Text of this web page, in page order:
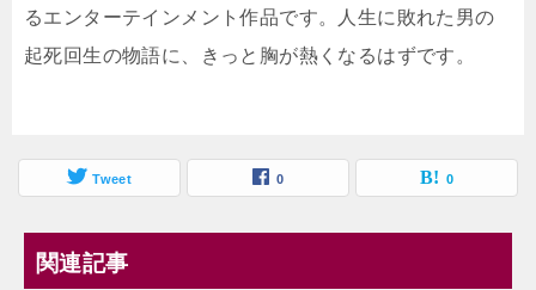
るエンターテインメント作品です。人生に敗れた男の
起死回生の物語に、きっと胸が熱くなるはずです。
Tweet 0 0
関連記事